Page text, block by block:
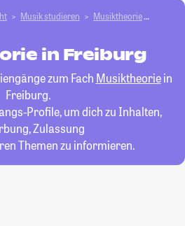
Musik studieren Musiktheorie
in Freiburg
zum Fach Musiktheoriein
Freiburg.
Profile, um dich zu Inhalten,
Zulassung
Themen zu informieren.